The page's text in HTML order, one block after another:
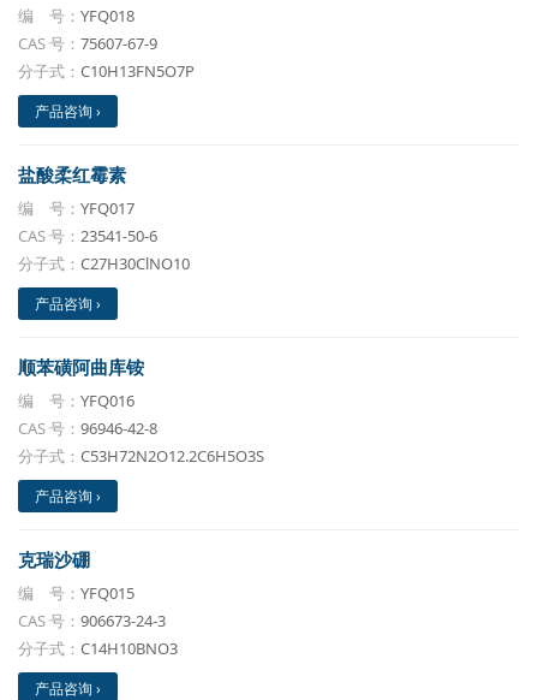
编 号： YFQ018
CAS 号： 75607-67-9
分子式： C10H13FN5O7P
产品咨询 ›
盐酸柔红霉素
编 号： YFQ017
CAS 号： 23541-50-6
分子式： C27H30ClNO10
产品咨询 ›
顺苯磺阿曲库铵
编 号： YFQ016
CAS 号： 96946-42-8
分子式： C53H72N2O12.2C6H5O3S
产品咨询 ›
克瑞沙硼
编 号： YFQ015
CAS 号： 906673-24-3
分子式： C14H10BNO3
产品咨询 ›